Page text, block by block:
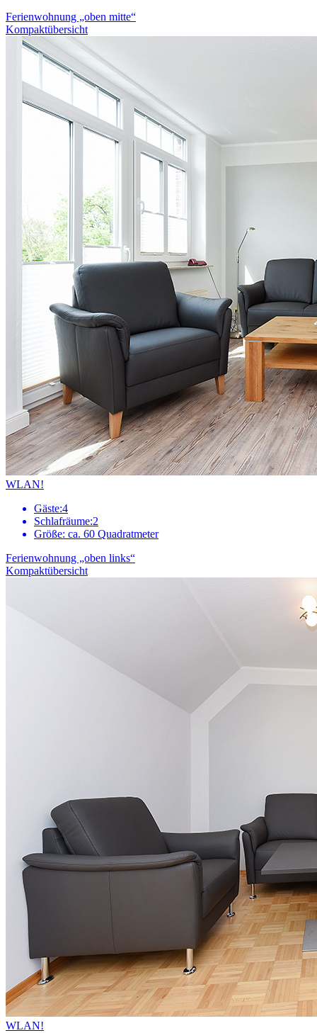
Ferienwohnung „oben mitte“
Kompaktübersicht
WLAN!
Gäste:4
Schlafräume:2
Größe: ca. 60 Quadratmeter
Ferienwohnung „oben links“
Kompaktübersicht
WLAN!